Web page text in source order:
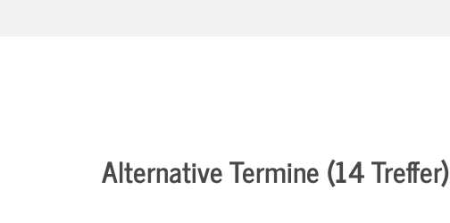
Alternative Termine (14 Treffer)